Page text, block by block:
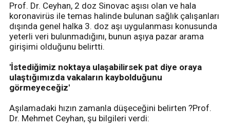
Prof. Dr. Ceyhan, 2 doz Sinovac aşısı olan ve hala
koronavirüs ile temas halinde bulunan sağlık çalışanları
dışında genel halka 3. doz aşı uygulanması konusunda
yeterli veri bulunmadığını, bunun aşıya pazar arama
girişimi olduğunu belirtti.
'İstediğimiz noktaya ulaşabilirsek pat diye oraya
ulaştığımızda vakaların kaybolduğunu
görmeyeceğiz'
Aşılamadaki hızın zamanla düşeceğini belirten ?Prof.
Dr. Mehmet Ceyhan, şu bilgileri verdi: